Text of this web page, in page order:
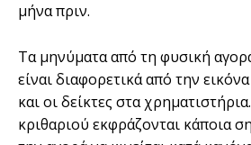
μήνα πριν.
Τα μηνύματα από τη φυσική
είναι διαφορετικά από την
και οι δείκτες στα
κριθαριού εκφράζονται κάποια